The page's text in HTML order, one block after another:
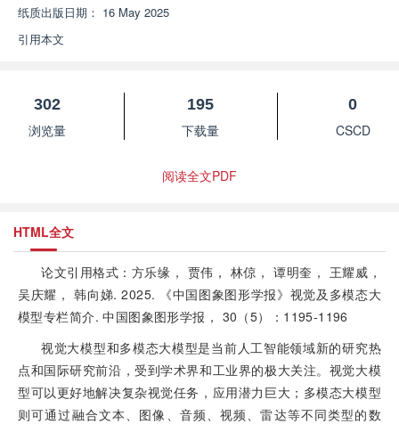
纸质出版日期： 16 May 2025
引用本文
302
浏览量
195
下载量
0
CSCD
阅读全文PDF
HTML全文
论文引用格式：方乐缘， 贾伟， 林倞， 谭明奎， 王耀威，
吴庆耀， 韩向娣. 2025. 《中国图象图形学报》视觉及多模态大
模型专栏简介. 中国图象图形学报， 30（5）：1195-1196
视觉大模型和多模态大模型是当前人工智能领域新的研究热
点和国际研究前沿，受到学术界和工业界的极大关注。视觉大模
型可以更好地解决复杂视觉任务，应用潜力巨大；多模态大模型
则可通过融合文本、图像、音频、视频、雷达等不同类型的数